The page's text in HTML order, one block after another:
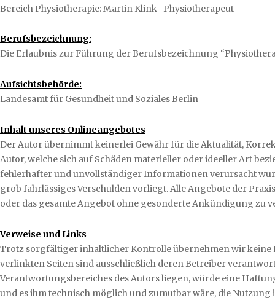
Bereich Physiotherapie: Martin Klink -Physiotherapeut-
Berufsbezeichnung:
Die Erlaubnis zur Führung der Berufsbezeichnung
Aufsichtsbehörde:
Landesamt für Gesundheit und Soziales Berlin
Inhalt unseres Onlineangebotes
Der Autor übernimmt keinerlei Gewähr für die Aktualität,
Autor, welche sich auf Schäden materieller oder ideeller Art
fehlerhafter und unvollständiger Informationen verursacht
grob fahrlässiges Verschulden vorliegt. Alle Angebote der
oder das gesamte Angebot ohne gesonderte Ankündigung zu
Verweise und Links
Trotz sorgfältiger inhaltlicher Kontrolle übernehmen wir keine
verlinkten Seiten sind ausschließlich deren Betreiber
Verantwortungsbereiches des Autors liegen, würde eine
und es ihm technisch möglich und zumutbar wäre, die